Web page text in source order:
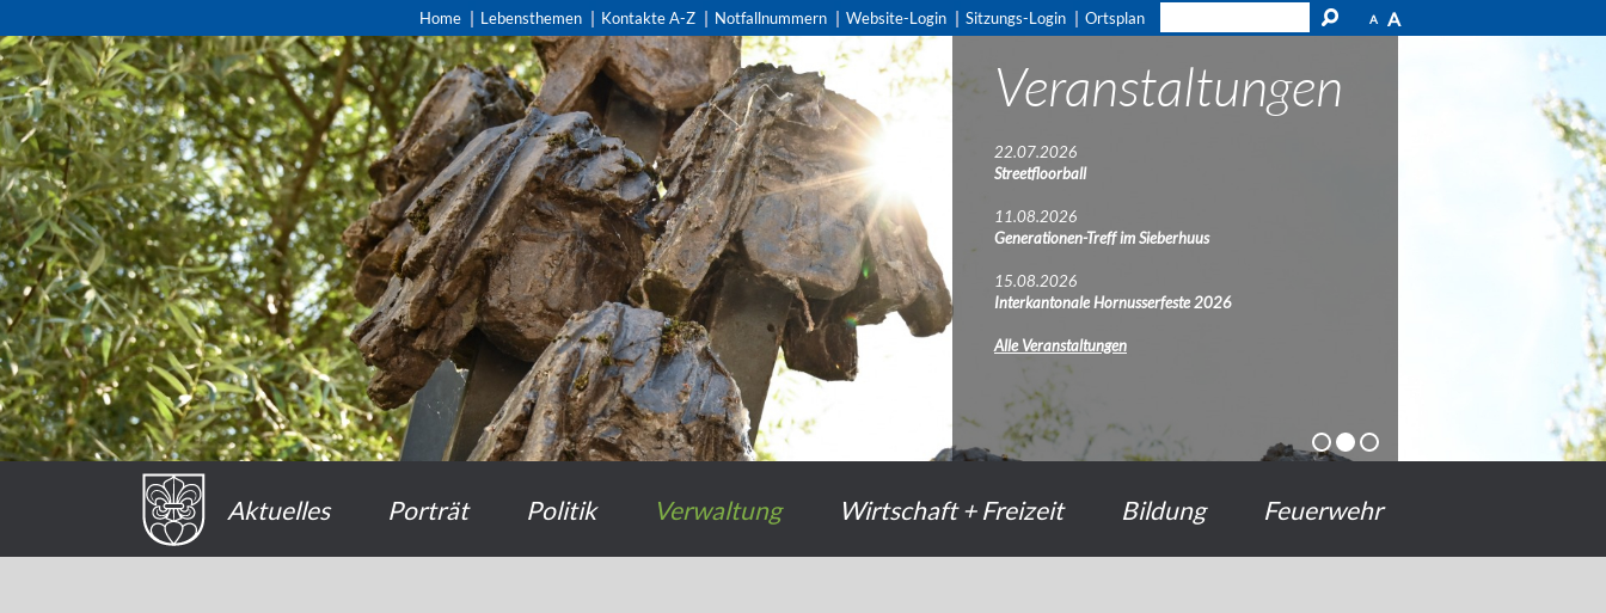
A A
Home Lebensthemen Kontakte A-Z Notfallnummern Website-Login Sitzungs-Login Ortsplan
Veranstaltungen
22.07.2026
Streetfloorball
11.08.2026
Generationen-Treff im Sieberhuus
15.08.2026
Interkantonale Hornusserfeste 2026
Alle Veranstaltungen
Aktuelles Porträt Politik Verwaltung Wirtschaft + Freizeit Bildung Feuerwehr